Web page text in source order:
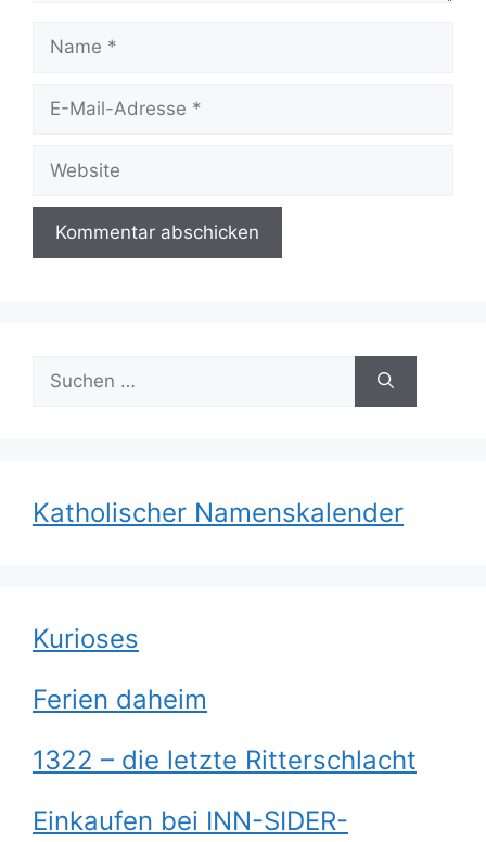
Mail-
nach:
Katholischer Namenskalender
Kurioses
Ferien daheim
1322 – die letzte Ritterschlacht
Einkaufen bei INN-SIDER-